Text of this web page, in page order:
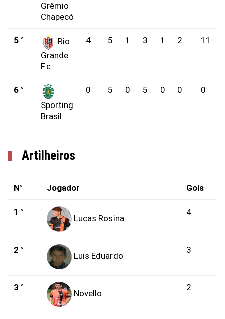
Grêmio
Chapecó
5 °
Rio
Grande
F.c
4 5 1 3 1 2 11
6 °
Sporting
Brasil
0 5 0 5 0 0 0
Artilheiros
N° Jogador Gols
1 °
Lucas Rosina
4
2 °
Luis Eduardo
3
3 °
Novello
2